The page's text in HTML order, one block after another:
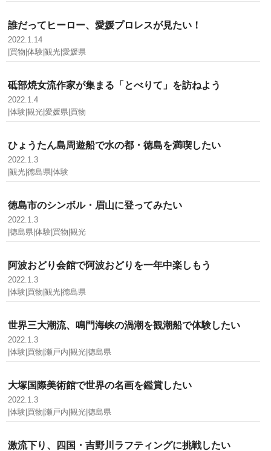
誰だってヒーロー、愛媛プロレスが見たい！
2022.1.14
|買物|体験|観光|愛媛県
砥部焼女流作家が集まる「とべりて」を訪ねよう
2022.1.4
|体験|観光|愛媛県|買物
ひょうたん島周遊船で水の都・徳島を満喫したい
2022.1.3
|観光|徳島県|体験
徳島市のシンボル・眉山に登ってみたい
2022.1.3
|徳島県|体験|買物|観光
阿波おどり会館で阿波おどりを一年中楽しもう
2022.1.3
|体験|買物|観光|徳島県
世界三大潮流、鳴門海峡の渦潮を観潮船で体験したい
2022.1.3
|体験|買物|瀬戸内|観光|徳島県
大塚国際美術館で世界の名画を鑑賞したい
2022.1.3
|体験|買物|瀬戸内|観光|徳島県
激流下り、四国・吉野川ラフティングに挑戦したい